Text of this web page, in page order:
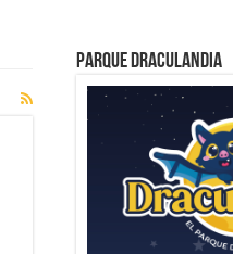
Parque Draculandia